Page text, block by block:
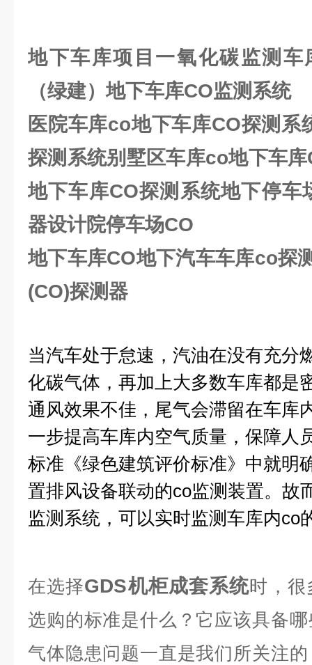
地下车库项目一氧化碳监测 车
（绿建）地下车库CO监测系统
医院车库co地下车库CO探测系
探测系统别墅区车库co地下车库
地下车库CO探测系统地下停车
器设计院停车场CO
地下车库CO地下汽车车库co探
(CO)探测器
当汽车处于怠速，汽油在没有充分
化碳气体，再加上大多数车库都是
通风效果不佳，尾气会滞留在车库
一步提高车库内空气质量，保障人
标准《绿色建筑评价标准》中就明
置排风设备联动的co监测装置。故
监测系统，可以实时监测车库内co
在选择GDS机柜成套系统时，很
选购的标准是什么？它应该具备
气体隐患问题一直是我们所关注